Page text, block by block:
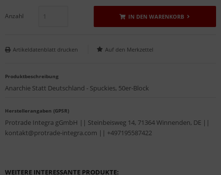
Anzahl IN DEN WARENKORB
Artikeldatenblatt drucken
Produktbeschreibung
Anarchie Statt Deutschland - Spuckies, 50er-Block
Herstellerangaben (GPSR)
Protrade Integra gGmbH || Steinbeisweg 14, 71364 Winnenden, DE ||
kontakt@protrade-integra.com || +497195587422
WEITERE INTERESSANTE PRODUKTE: